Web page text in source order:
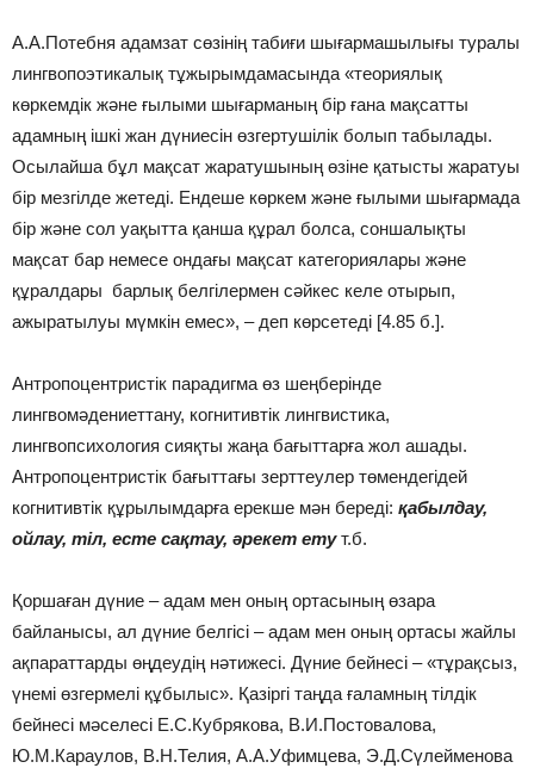
А.А.Потебня адамзат сөзінің табиғи шығармашылығы туралы
лингвопоэтикалық тұжырымдамасында «теориялық
көркемдік және ғылыми шығарманың бір ғана мақсатты
адамның ішкі жан дүниесін өзгертушілік болып табылады.
Осылайша бұл мақсат жаратушының өзіне қатысты жаратуы
бір мезгілде жетеді. Ендеше көркем және ғылыми шығармада
бір және сол уақытта қанша құрал болса, соншалықты
мақсат бар немесе ондағы мақсат категориялары және
құралдары барлық белгілермен сәйкес келе отырып,
ажыратылуы мүмкін емес», – деп көрсетеді [4.85 б.].
Антропоцентристік парадигма өз шеңберінде
лингвомәдениеттану, когнитивтік лингвистика,
лингвопсихология сияқты жаңа бағыттарға жол ашады.
Антропоцентристік бағыттағы зерттеулер төмендегідей
когнитивтік құрылымдарға ерекше мән береді: қабылдау,
ойлау, тіл, есте сақтау, әрекет етут.б.
Қоршаған дүние – адам мен оның ортасының өзара
байланысы, ал дүние белгісі – адам мен оның ортасы жайлы
ақпараттарды өңдеудің нәтижесі. Дүние бейнесі – «тұрақсыз,
үнемі өзгермелі құбылыс». Қазіргі таңда ғаламның тілдік
бейнесі мәселесі Е.С.Кубрякова, В.И.Постовалова,
Ю.М.Караулов, В.Н.Телия, А.А.Уфимцева, Э.Д.Сүлейменова